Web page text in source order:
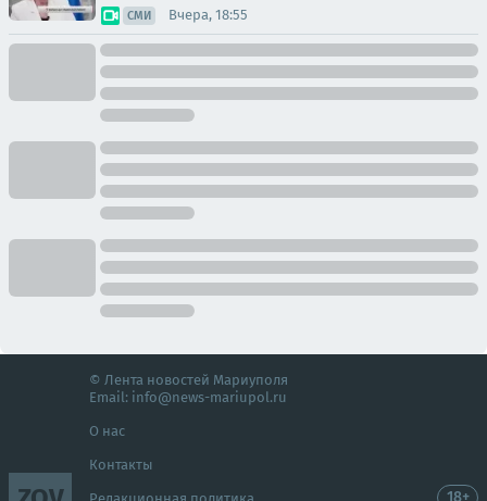
СМИ Вчера, 18:55
© Лента новостей Мариуполя
Email: info@news-mariupol.ru
О нас
Контакты